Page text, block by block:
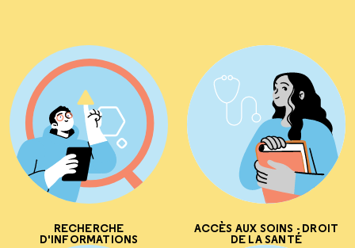
RECHERCHE
D'INFORMATIONS
ACCÈS AUX SOINS - DROIT
DE LA SANTÉ